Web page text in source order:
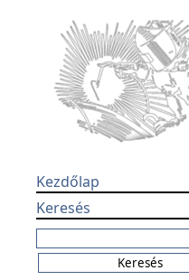
Kezdőlap
Keresés